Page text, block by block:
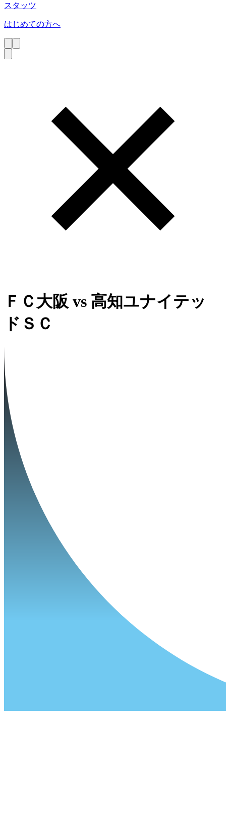
スタッツ
はじめての方へ
ＦＣ大阪 vs 高知ユナイテッ
ドＳＣ